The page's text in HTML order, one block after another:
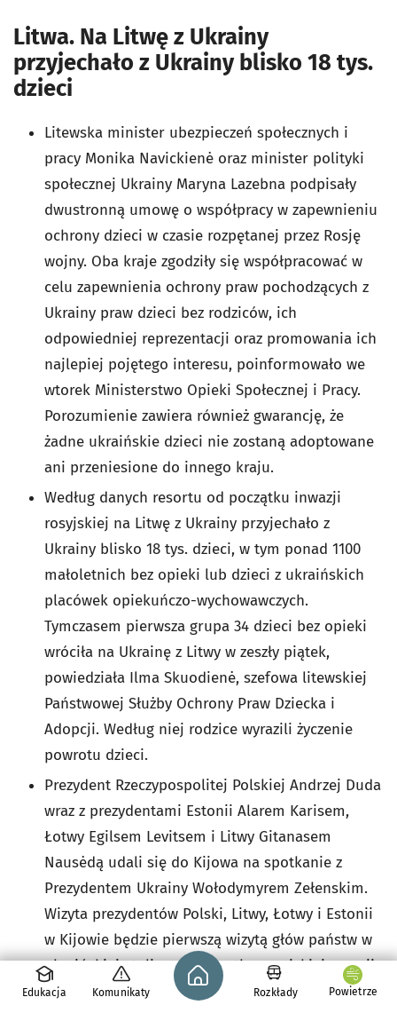
Litwa. Na Litwę z Ukrainy
przyjechało z Ukrainy blisko 18 tys.
dzieci
Litewska minister ubezpieczeń społecznych i
pracy Monika Navickienė oraz minister polityki
społecznej Ukrainy Maryna Lazebna podpisały
dwustronną umowę o współpracy w zapewnieniu
ochrony dzieci w czasie rozpętanej przez Rosję
wojny. Oba kraje zgodziły się współpracować w
celu zapewnienia ochrony praw pochodzących z
Ukrainy praw dzieci bez rodziców, ich
odpowiedniej reprezentacji oraz promowania ich
najlepiej pojętego interesu, poinformowało we
wtorek Ministerstwo Opieki Społecznej i Pracy.
Porozumienie zawiera również gwarancję, że
żadne ukraińskie dzieci nie zostaną adoptowane
ani przeniesione do innego kraju.
Według danych resortu od początku inwazji
rosyjskiej na Litwę z Ukrainy przyjechało z
Ukrainy blisko 18 tys. dzieci, w tym ponad 1100
małoletnich bez opieki lub dzieci z ukraińskich
placówek opiekuńczo-wychowawczych.
Tymczasem pierwsza grupa 34 dzieci bez opieki
wróciła na Ukrainę z Litwy w zeszły piątek,
powiedziała Ilma Skuodienė, szefowa litewskiej
Państwowej Służby Ochrony Praw Dziecka i
Adopcji. Według niej rodzice wyrazili życzenie
powrotu dzieci.
Prezydent Rzeczypospolitej Polskiej Andrzej Duda
wraz z prezydentami Estonii Alarem Karisem,
Łotwy Egilsem Levitsem i Litwy Gitanasem
Nausėdą udali się do Kijowa na spotkanie z
Prezydentem Ukrainy Wołodymyrem Zełenskim.
Wizyta prezydentów Polski, Litwy, Łotwy i Estonii
w Kijowie będzie pierwszą wizytą głów państw w
ukraińskiej stolicy od początku rosyjskiej agresji.
Prezydenci Duda i Nauseda ostatni raz widzieli
Edukacja Komunikaty
Strona główna - wroclaw.pl
Rozkłady Powietrze